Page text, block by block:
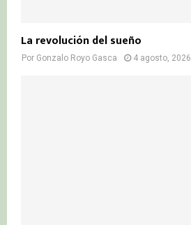
La revolución del sueño
Por Gonzalo Royo Gasca 4 agosto, 2026